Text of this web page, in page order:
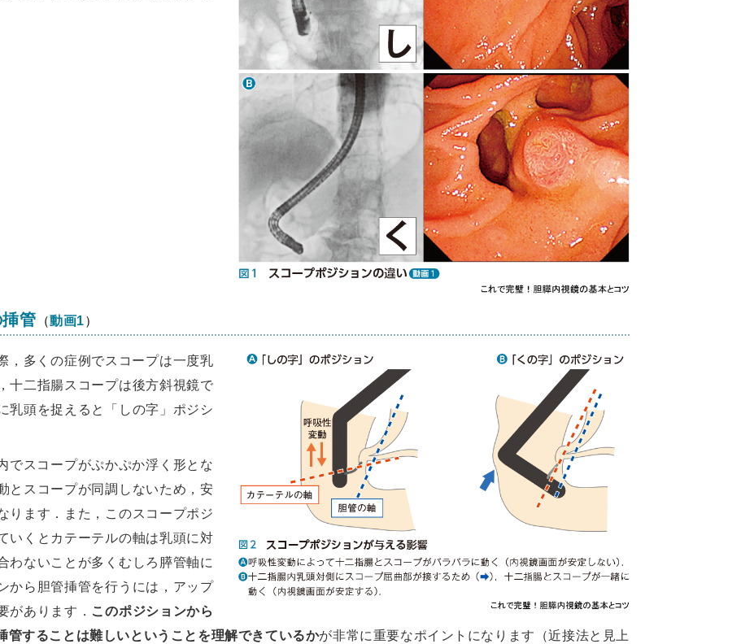
管 （動画1）
，多くの症例でスコープは一度乳
十二指腸スコープは後方斜視鏡で
乳頭を捉えると「しの字」ポジシ
でスコープがぷかぷか浮く形とな
とスコープが同調しないため，安
ります．また，このスコープポジ
いくとカテーテルの軸は乳頭に対
わないことが多くむしろ膵管軸に
から胆管挿管を行うには，アップ
があります． このポジションから
管することは難しいということを理解できているかが非常に重要なポイントになります（近接法と見上